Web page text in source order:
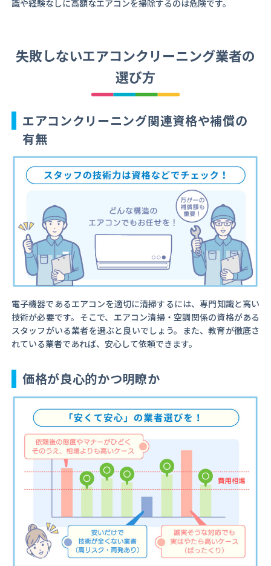
識や経験なしに高額なエアコンを掃除するのは危険です。
失敗しないエアコンクリーニング業者の
選び方
エアコンクリーニング関連資格や補償の
有無
電子機器であるエアコンを適切に清掃するには、専門知識と高い
技術が必要です。そこで、エアコン清掃・空調関係の資格がある
スタッフがいる業者を選ぶと良いでしょう。また、教育が徹底さ
れている業者であれば、安心して依頼できます。
価格が良心的かつ明瞭か